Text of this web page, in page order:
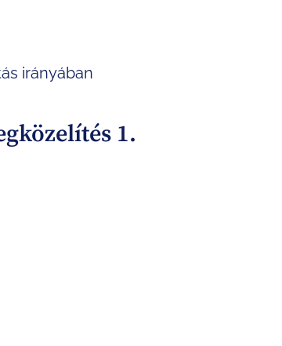
irányában
1.